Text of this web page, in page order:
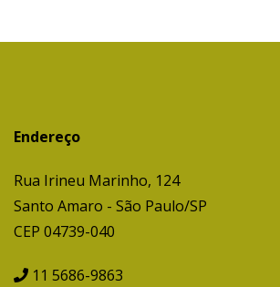
Endereço
Rua Irineu Marinho, 124
Santo Amaro - São Paulo/SP
CEP 04739-040
11 5686-9863